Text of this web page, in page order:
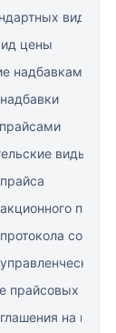
видов
цены
надбавками
виды цен
прайса
прайсовых цен
на